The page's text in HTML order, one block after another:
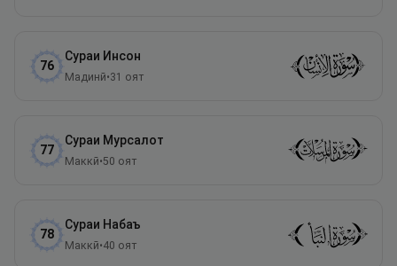
76
Сураи Инсон
Мадинӣ•31 оят
77
Сураи Мурсалот
Маккӣ•50 оят
78
Сураи Набаъ
Маккӣ•40 оят